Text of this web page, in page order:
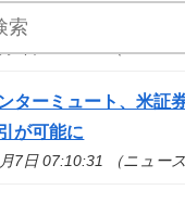
7日 07:55:29 （ニュー
ターミュート、米証
が可能に
7日 07:10:31 （ニュース